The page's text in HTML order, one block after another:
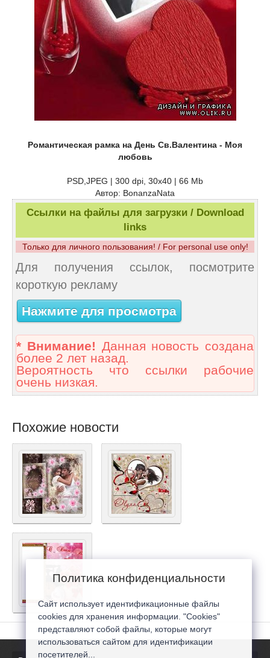
Романтическая рамка на День Св.Валентина - Моя
любовь
PSD,JPEG | 300 dpi, 30x40 | 66 Mb
Автор: BonanzaNata
Ссылки на файлы для загрузки / Download
links
Только для личного пользования! / For personal use only!
Для получения ссылок, посмотрите
короткую рекламу
Нажмите для просмотра
* Внимание! Данная новость создана
более 2 лет назад.
Вероятность что ссылки рабочие
очень низкая.
Похожие новости
Политика конфиденциальности
Сайт использует идентификационные файлы
cookies для хранения информации. "Cookies"
представляют собой файлы, которые могут
использоваться сайтом для идентификации
посетителей...